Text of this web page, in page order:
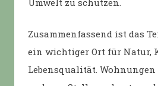
Umwelt zu schützen.
Zusammenfassend ist das
ein wichtiger Ort für Natur,
Lebensqualität.